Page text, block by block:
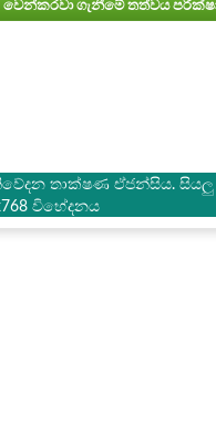
තාක්ෂණ ඒජන්සිය.
විභේදනය